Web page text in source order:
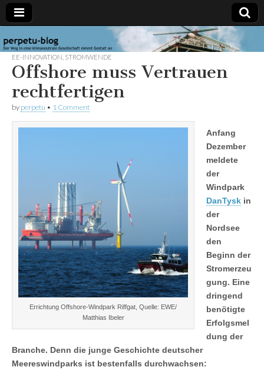
perpetu-
blog
Der Weg in
eine
klimaneutrale
Gesellschaft
nimmt
Gestalt an
EE-INNOVATION STROMWENDE
Offshore muss Vertrauen
rechtfertigen
by perpetu • 1 Comment
Errichtung Offshore-Windpark Riffgat, Quelle: EWE/
Matthias Ibeler
Anfang
Dezember
meldete
der
Windpark
DanTysk in
der
Nordsee
den
Beginn der
Stromerzeu
gung. Eine
dringend
benötigte
Erfolgsmel
dung der
Branche. Denn die junge Geschichte deutscher
Meereswindparks ist bestenfalls durchwachsen: